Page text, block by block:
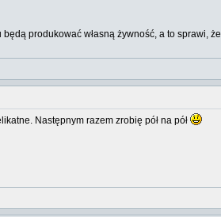
produkować własną żywność, a to sprawi,
Następnym razem zrobię pół na pół